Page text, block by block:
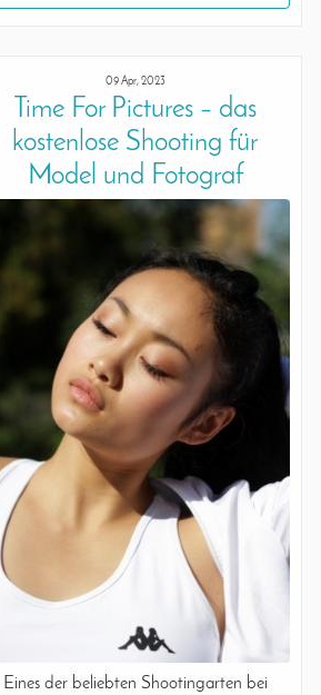
09 Apr, 2023
Time For Pictures – das
kostenlose Shooting für
Model und Fotograf
Eines der beliebten Shootingarten bei